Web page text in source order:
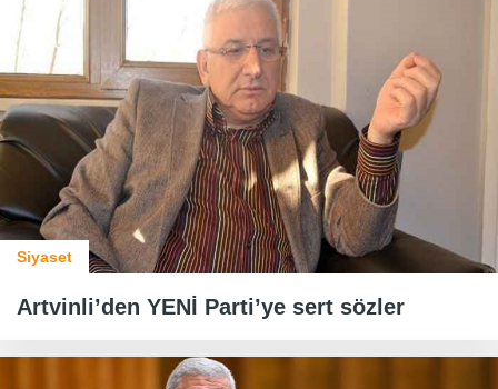
Siyaset
Artvinli’den YENİ Parti’ye sert sözler